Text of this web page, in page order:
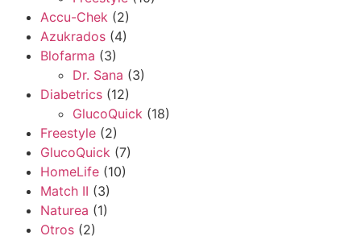
Accu-Chek (2)
Azukrados (4)
Blofarma (3)
Dr. Sana (3)
Diabetrics (12)
GlucoQuick (18)
Freestyle (2)
GlucoQuick (7)
HomeLife (10)
Match II (3)
Naturea (1)
Otros (2)